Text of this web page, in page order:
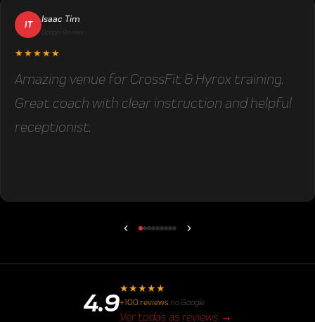
IT
Isaac Tim
Google Review
★★★★★
Amazing venue for CrossFit & Hyrox training.
Great coach with clear instruction and helpful
receptionist.
4.9★★★★★
+100 reviews no Google
Ver todas as reviews →